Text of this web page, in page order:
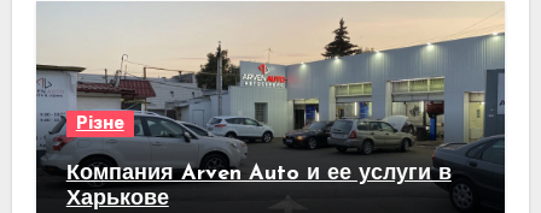
Різне
Компания Arven Auto и ее услуги в
Харькове